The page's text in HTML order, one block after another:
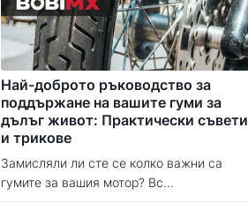
Най-доброто ръководство за
поддържане на вашите гуми за
дълъг живот: Практически съвети
и трикове
Замисляли ли сте се колко важни са
гумите за вашия мотор? Вс...